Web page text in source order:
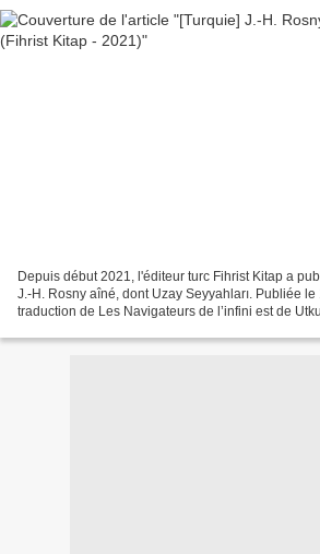
Depuis début 2021, l'éditeur turc Fihrist Kitap a
J.-H. Rosny aîné, dont Uzay Seyyahları. Publiée
traduction de Les Navigateurs de l’infini est de